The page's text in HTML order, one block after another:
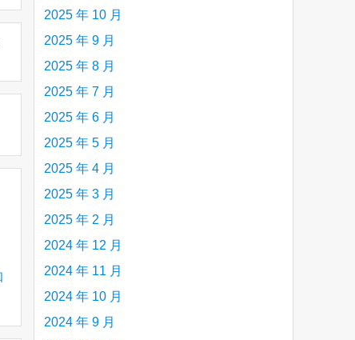
2025 年 10 月
2025 年 9 月
2025 年 8 月
2025 年 7 月
2025 年 6 月
2025 年 5 月
2025 年 4 月
2025 年 3 月
2025 年 2 月
2024 年 12 月
2024 年 11 月
2024 年 10 月
2024 年 9 月